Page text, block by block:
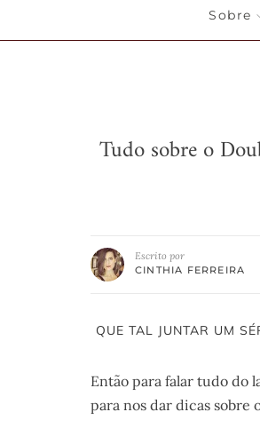
Sobre
Tudo sobre o
Escrito por
CINTHIA FERREIRA
QUE TAL JUNTAR UM
Então para falar tudo do
para nos dar dicas sobre